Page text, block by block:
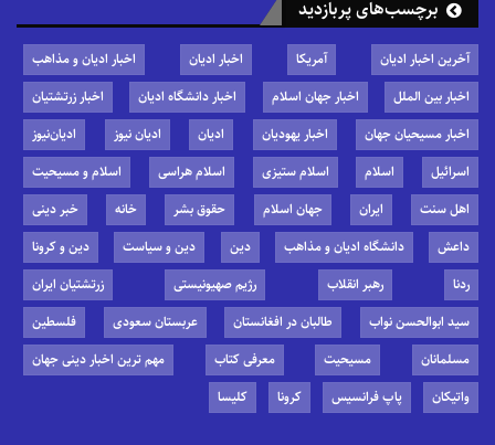
برچسب‌های پربازدید
آخرین اخبار ادیان آمریکا اخبار ادیان
اخبار ادیان و مذاهب
اخبار بین الملل
اخبار جهان اسلام اخبار دانشگاه ادیان
اخبار زرتشتیان
اخبار مسیحیان جهان
اخبار یهودیان ادیان ادیان نیوز
ادیان‌نیوز
اسرائیل
اسلام اسلام ستیزی اسلام هراسی
اسلام و مسیحیت
اهل سنت
ایران جهان اسلام حقوق بشر خانه
خبر دینی
داعش
دانشگاه ادیان و مذاهب دین دین و سیاست
دین و کرونا
ردنا
رهبر انقلاب رژیم صهیونیستی
زرتشتیان ایران
سید ابوالحسن نواب
طالبان در افغانستان عربستان سعودی
فلسطین
مسلمانان
مسیحیت معرفی کتاب
مهم ترین اخبار دینی جهان
واتیکان
پاپ فرانسیس کرونا کلیسا